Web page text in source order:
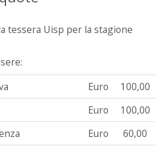
tessera Uisp per la stagione
Euro
100,00
Euro
100,00
Euro
60,00